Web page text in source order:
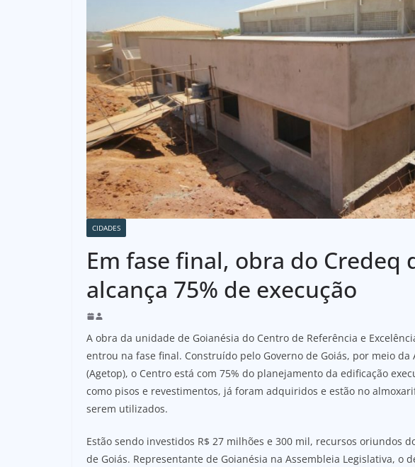
CIDADES
Em fase final, obra do Credeq
alcança 75% de execução
A obra da unidade de Goianésia do Centro de Referência e
entrou na fase final. Construído pelo Governo de Goiás, por meio da
(Agetop), o Centro está com 75% do planejamento da edificação
como pisos e revestimentos, já foram adquiridos e estão no
serem utilizados.
Estão sendo investidos R$ 27 milhões e 300 mil, recursos oriundos
de Goiás. Representante de Goianésia na Assembleia Legislativa, o